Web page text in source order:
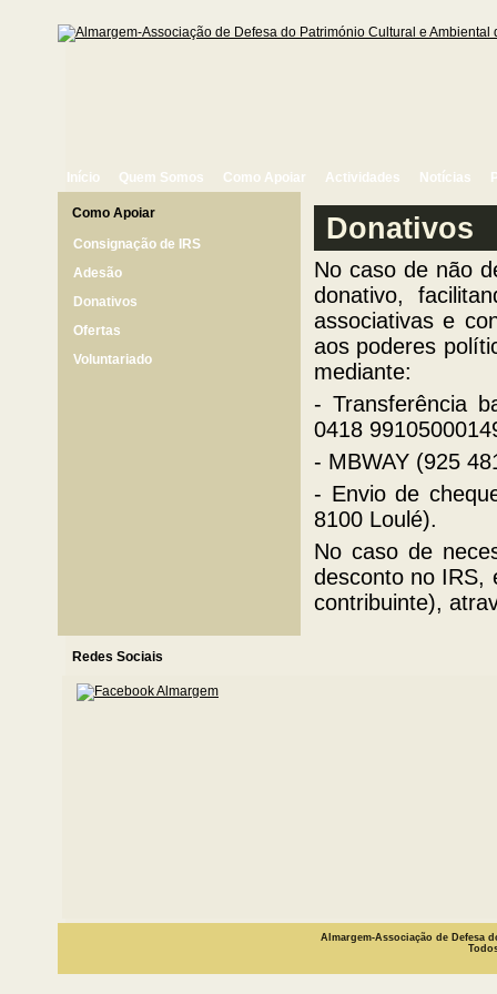
Início Quem Somos Como Apoiar Actividades Notícias
Como Apoiar
Consignação de IRS
Adesão
Donativos
Ofertas
Voluntariado
Donativos
No caso de não
donativo,
associativas e
aos poderes
mediante:
- Transferência
0418
- MBWAY (925
- Envio de
8100 Loulé).
No caso de
desconto no IRS,
contribuinte),
Redes Sociais
Almargem-Associação de Defesa